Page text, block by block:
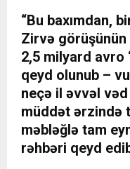
“Bu baxımdan,
Zirvə görüşünün
2,5 milyard avro
qeyd olunub –
neçə il əvvəl
müddət ərzində
məbləğlə tam
rəhbəri qeyd